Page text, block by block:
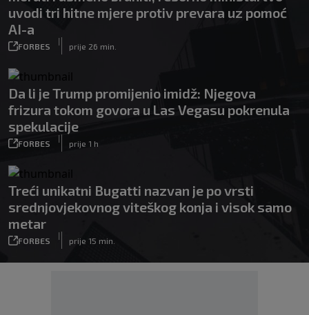
uvodi tri hitne mjere protiv prevara uz pomoć
AI-a
FORBES
|
prije 26 min.
Da li je Trump promijenio imidž: Njegova
frizura tokom govora u Las Vegasu pokrenula
spekulacije
FORBES
|
prije 1 h
Treći unikatni Bugatti nazvan je po vrsti
srednjovjekovnog viteškog konja i visok samo
metar
FORBES
|
prije 15 min.